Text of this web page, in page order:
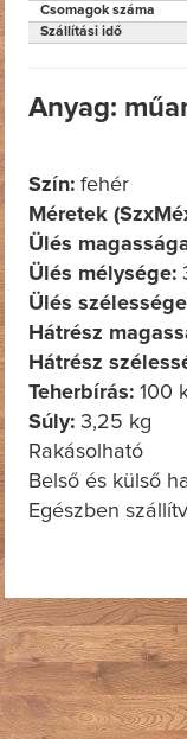
Csomagok száma
Szállítási idő
Anyag:
Szín: fehér
Méretek
Ülés
Ülés mélysége:
Ülés
Hátrész
Hátrész
Teherbírás: 100
Súly: 3,25 kg
Rakásolható
Belső és külső
Egészben